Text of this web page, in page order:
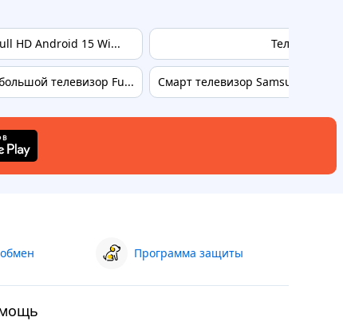
HD Android 15 Wi...
телевизор Fu...
Телевизор
Смарт телевизор Samsung 45
Программа защиты